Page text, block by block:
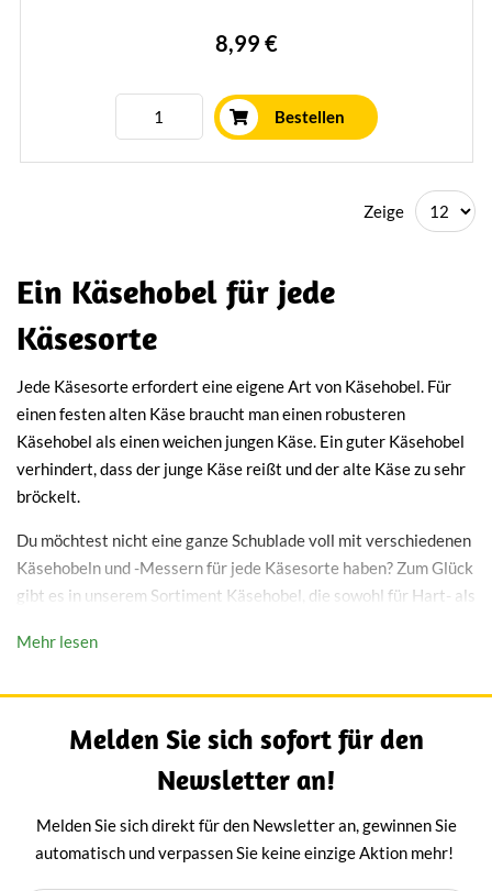
Designs und der spülmaschinenfesten Ausführung ist diese
Mehr erfahren
8,99 €
Bestellen
Zeige
Mehr lesen
Ein Käsehobel für jede
Käsesorte
Jede Käsesorte erfordert eine eigene Art von Käsehobel. Für
einen festen alten Käse braucht man einen robusteren
Käsehobel als einen weichen jungen Käse. Ein guter Käsehobel
verhindert, dass der junge Käse reißt und der alte Käse zu sehr
bröckelt.
Du möchtest nicht eine ganze Schublade voll mit verschiedenen
Käsehobeln und -Messern für jede Käsesorte haben? Zum Glück
gibt es in unserem Sortiment Käsehobel, die sowohl für Hart- als
echte Geschmackserlebnis
Käse selbst zu schneiden hat viele Vorteile. Du bestimmst die
hochwertige Klingen haben, kannst du die Dicke der Scheibe
optimal bestimmen.
Melden Sie sich sofort für den
Newsletter an!
Melden Sie sich direkt für den Newsletter an, gewinnen Sie
automatisch und verpassen Sie keine einzige Aktion mehr!